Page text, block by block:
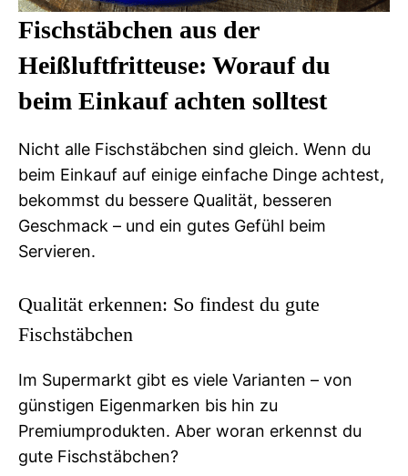
Fischstäbchen aus der
Heißluftfritteuse: Worauf du
beim Einkauf achten solltest
Nicht alle Fischstäbchen sind gleich. Wenn du
beim Einkauf auf einige einfache Dinge achtest,
bekommst du bessere Qualität, besseren
Geschmack – und ein gutes Gefühl beim
Servieren.
Qualität erkennen: So findest du gute
Fischstäbchen
Im Supermarkt gibt es viele Varianten – von
günstigen Eigenmarken bis hin zu
Premiumprodukten. Aber woran erkennst du
gute Fischstäbchen?